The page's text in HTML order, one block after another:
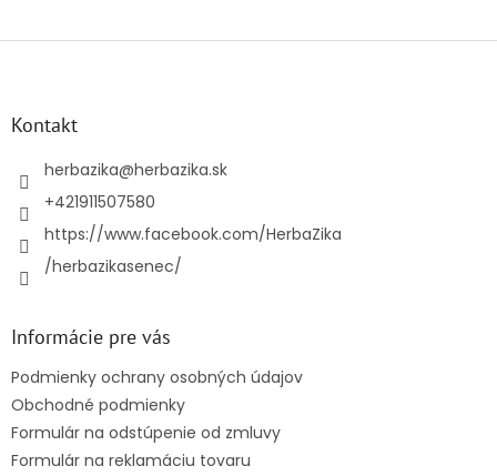
Kontakt
herbazika@herbazika.sk
+421911507580
https://www.facebook.com/HerbaZika
/herbazikasenec/
Informácie pre vás
Podmienky ochrany osobných údajov
Obchodné podmienky
Formulár na odstúpenie od zmluvy
Formulár na reklamáciu tovaru